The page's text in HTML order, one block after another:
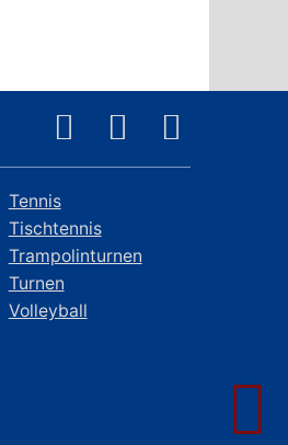
Tennis
Tischtennis
Trampolinturnen
Turnen
Volleyball